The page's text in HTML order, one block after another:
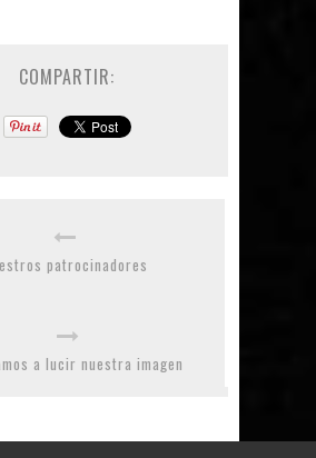
COMPARTIR:
patrocinadores
a lucir nuestra imagen